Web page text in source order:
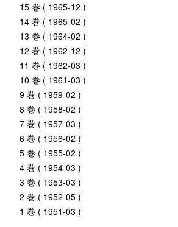
15 巻 ( 1965-12 )
14 巻 ( 1965-02 )
13 巻 ( 1964-02 )
12 巻 ( 1962-12 )
11 巻 ( 1962-03 )
10 巻 ( 1961-03 )
9 巻 ( 1959-02 )
8 巻 ( 1958-02 )
7 巻 ( 1957-03 )
6 巻 ( 1956-02 )
5 巻 ( 1955-02 )
4 巻 ( 1954-03 )
3 巻 ( 1953-03 )
2 巻 ( 1952-05 )
1 巻 ( 1951-03 )